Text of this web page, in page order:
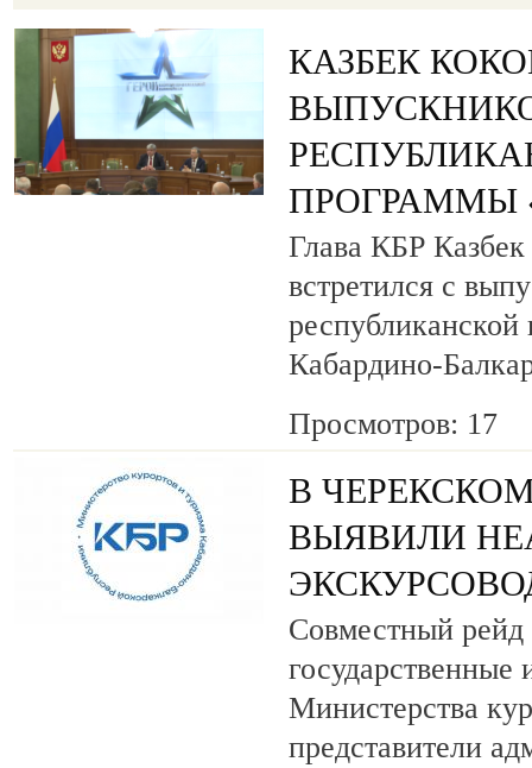
КАЗБЕК
ПРОГРАММЫ
Глава КБР Казбек
встретился с
Кабардино-
Просмотров: 17
В
ВЫЯВИЛИ
Совместный рейд
государственные
Министерства
представители